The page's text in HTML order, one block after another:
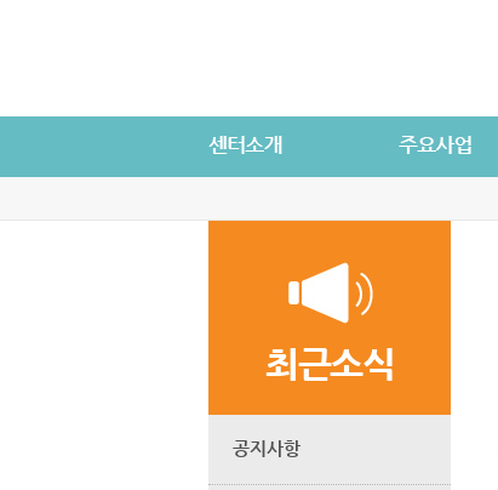
최근소식
공지사항